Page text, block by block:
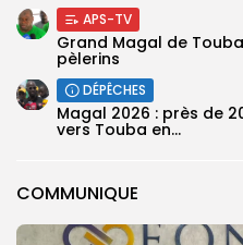
COMMUNIQUE
APS-TV
Grand Magal de
pèlerins
DÉPÊCHES
Magal 2026 : près de
vers Touba en...